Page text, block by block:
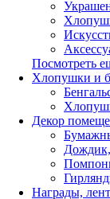
Посмотреть
Хлопушки и
Декор
Награды,